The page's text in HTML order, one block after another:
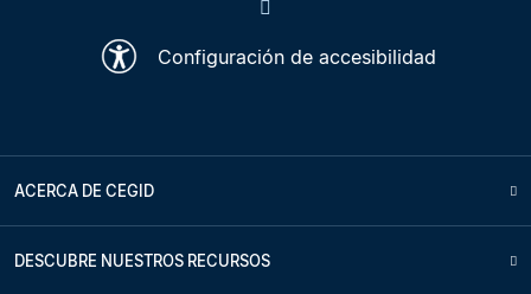
Configuración de accesibilidad
ACERCA DE CEGID
DESCUBRE NUESTROS RECURSOS